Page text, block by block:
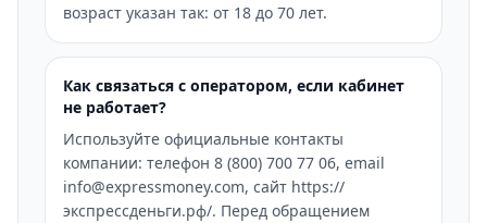
возраст указан так: от 18 до 70 лет.
Как связаться с оператором, если кабинет
не работает?
Используйте официальные контакты
компании: телефон 8 (800) 700 77 06, email
info@expressmoney.com, сайт https://
экспрессденьги.рф/. Перед обращением